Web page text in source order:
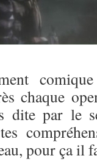
chaque
dite par le
pour ça il